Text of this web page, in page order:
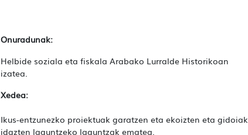
Onuradunak:
Helbide soziala eta fiskala Arabako Lurralde Historikoan
izatea.
Xedea:
Ikus-entzunezko proiektuak garatzen eta ekoizten eta gidoiak
idazten laguntzeko laguntzak ematea.